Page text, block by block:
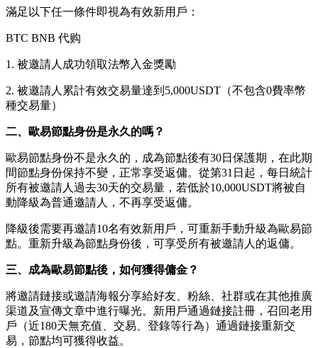
滿足以下任一條件即視為有效新用戶：
BTC BNB 代购
1. 被邀請人成功領取法幣入金獎勵
2. 被邀請人累計有效交易量達到5,000USDT（不包含0費率幣
種交易量）
二、歐易節點身份是永久的嗎？
歐易節點身份不是永久的，成為節點後有30日保護期，在此期
間節點身份保持不變，正常享受返傭。從第31日起，每日統計
所有被邀請人過去30天的交易量，若低於10,000USDT將被自
動降級為普通邀請人，不再享受返傭。
降級後需要再邀請10名有效新用戶，可重新手動升級為歐易節
點。重新升級為節點身份後，可享受所有被邀請人的返傭。
三、成為歐易節點後，如何獲得傭金？
將邀請鏈接或邀請海報分享給好友、粉絲、社群或在其他推廣
渠道及宣傳文章中進行曝光。新用戶通過鏈接註冊，召回老用
戶（近180天無充值、交易、登錄等行為）通過鏈接重新交
易，節點均可獲得收益。